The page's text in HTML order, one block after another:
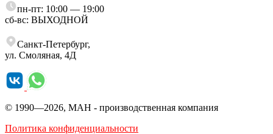
пн-пт: 10:00 — 19:00
сб-вс: ВЫХОДНОЙ
Санкт‑Петербург,
ул. Смоляная, 4Д
© 1990—2026, МАН - производственная компания
Политика конфиденциальности